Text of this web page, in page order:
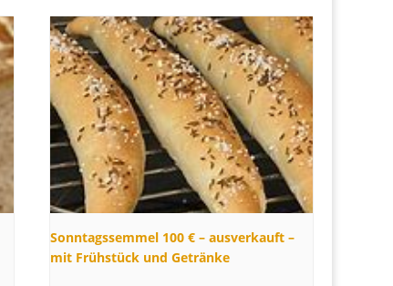
Sonntagssemmel 100 € – ausverkauft –
mit Frühstück und Getränke